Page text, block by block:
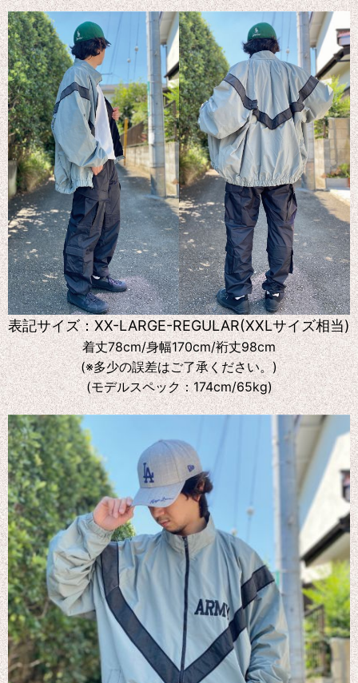
表記サイズ：XX-LARGE-REGULAR(XXLサイズ相当)
着丈78cm/身幅170cm/裄丈98cm
(※多少の誤差はご了承ください。)
(モデルスペック：174cm/65kg)